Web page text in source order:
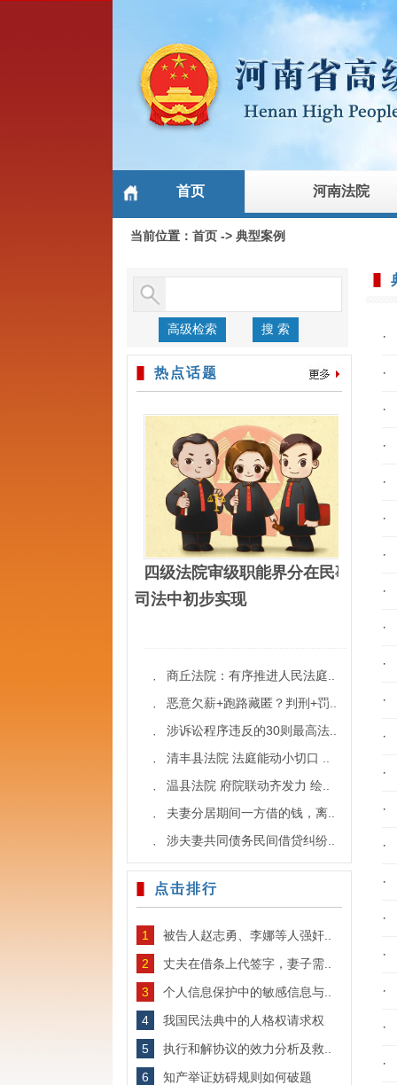
首页 河南法院
当前位置： 首页-> 典型案例
高级检索 搜 索
热点话题
四级法院审级职能界分在民事
司法中初步实现
· 商丘法院：有序推进人民法庭..
· 恶意欠薪+跑路藏匿？判刑+罚..
· 涉诉讼程序违反的30则最高法..
· 清丰县法院 法庭能动小切口 ..
· 温县法院 府院联动齐发力 绘..
· 夫妻分居期间一方借的钱，离..
· 涉夫妻共同债务民间借贷纠纷..
点击排行
1
被告人赵志勇、李娜等人强奸..
2
丈夫在借条上代签字，妻子需..
3
个人信息保护中的敏感信息与..
4
我国民法典中的人格权请求权
5
执行和解协议的效力分析及救..
6
知产举证妨碍规则如何破题
·
·
·
·
·
·
·
·
·
·
·
·
·
·
·
·
·
·
·
·
·